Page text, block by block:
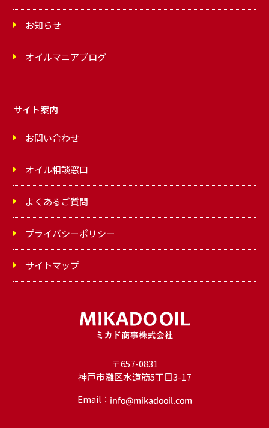
〒657-0831
神戸市灘区水道筋5丁目3-17
Email：
お知らせ
オイルマニアブログ
サイト案内
お問い合わせ
オイル相談窓口
よくあるご質問
プライバシーポリシー
サイトマップ